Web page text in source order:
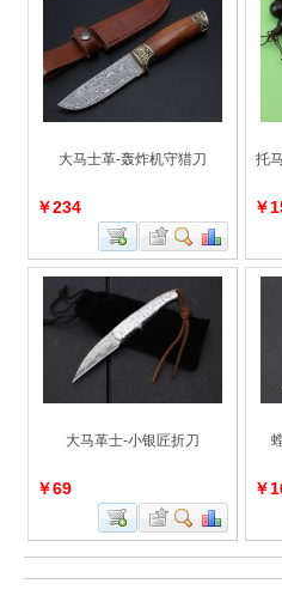
大马士革-轰炸机守猎刀
￥234
托
￥
大马革士-小银匠折刀
￥69 ￥